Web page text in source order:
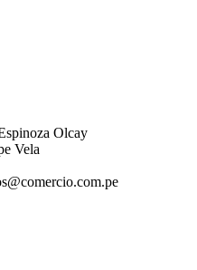
Olcay
Vela